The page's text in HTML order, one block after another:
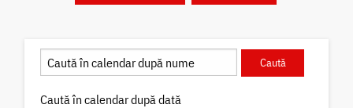
Caută în calendar după dată